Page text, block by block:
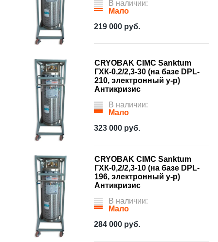
В наличии:
Мало
219 000 руб.
CRYOBAK CIMC Sanktum
ГХК-0,2/2,3-30 (на базе DPL-
210, электронный у-р)
Антикризис
В наличии:
Мало
323 000 руб.
CRYOBAK CIMC Sanktum
ГХК-0,2/2,3-10 (на базе DPL-
196, электронный у-р)
Антикризис
В наличии:
Мало
284 000 руб.